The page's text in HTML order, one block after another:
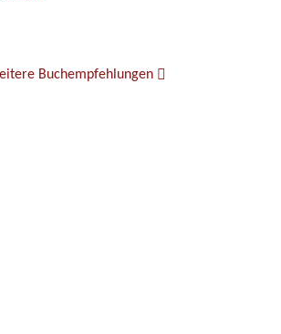
Buchempfehlungen